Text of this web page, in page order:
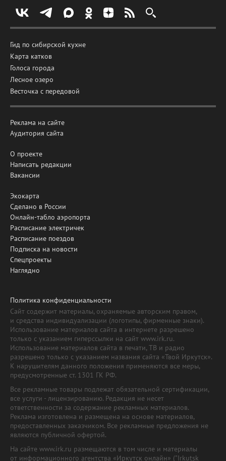
Гид по сибирской кухне
Карта катков
Голоса города
Лесное озеро
Весточка с передовой
Реклама на сайте
Аудитория сайта
О проекте
Написать редакции
Вакансии
Экокарта
Сделано в России
Онлайн-табло аэропорта
Расписание электричек
Расписание поездов
Подписка на новости
Спецпроекты
Наглядно
Политика конфиденциальности
Сайт содержит материалы, охраняемые авторским правом,
и средства индивидуализации (логотипы, фирменные знаки).
Использование материалов сайта в интернете разрешено
только с указанием гиперссылки на сайт www.irk.ru.
Использование материалов сайта в печати, ТВ и радио
разрешено только с указанием названия сайта «Твой Иркутск».
К нарушителям данного положения применяются все меры,
предусмотренные ст. 1301 ГК РФ.
Все рекламные товары подлежат обязательной сертификации,
все услуги - лицензированию. Редакция не несет
ответственности за содержание рекламных материалов.
Реклама изготовлена и размещена на основе материалов,
предоставленных заказчиком. Все рекламные предложения не
являются публичной офертой.
На сайте www.irk.ru размещаются в том числе и материалы
от информационного агентства «Иркутск онлайн» ("Irkutsk